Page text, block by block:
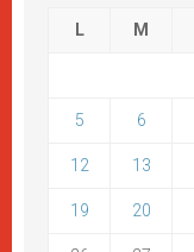
L M
5 6
12 13
19 20